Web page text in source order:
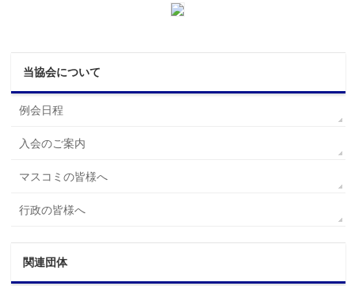
当協会について
例会日程
入会のご案内
マスコミの皆様へ
行政の皆様へ
関連団体